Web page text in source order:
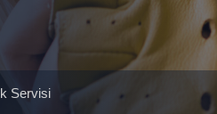
Servisi